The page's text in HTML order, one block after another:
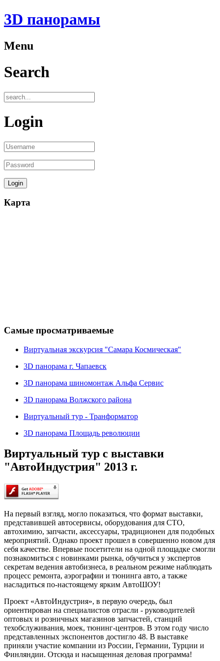
3D панорамы
Menu
Search
Login
Карта
Самые просматриваемые
Виртуальная экскурсия "Самара Космическая"
3D панорама г. Чапаевск
3D панорама шиномонтаж Альфа Сервис
3D панорама Волжского района
Виртуальный тур - Транформатор
3D панорама Площадь революции
Виртуальный тур с выставки
"АвтоИндустрия" 2013 г.
На первый взгляд, могло показаться, что формат выставки,
представившей автосервисы, оборудования для СТО,
автохимию, запчасти, аксессуары, традиционен для подобных
мероприятий. Однако проект прошел в совершенно новом для
себя качестве. Впервые посетители на одной площадке смогли
познакомиться с новинками рынка, обучиться у экспертов
секретам ведения автобизнеса, в реальном режиме наблюдать
процесс ремонта, аэрографии и тюнинга авто, а также
насладиться по-настоящему ярким АвтоШОУ!
Проект «АвтоИндустрия», в первую очередь, был
ориентирован на специалистов отрасли - руководителей
оптовых и розничных магазинов запчастей, станций
техобслуживания, моек, тюнинг-центров. В этом году число
представленных экспонентов достигло 48. В выставке
приняли участие компании из России, Германии, Турции и
Финляндии. Отсюда и насыщенная деловая программа!